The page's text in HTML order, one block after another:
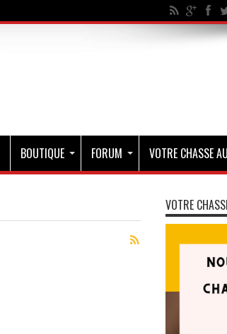
BOUTIQUE FORUM VOTRE CHASSE
VOTRE